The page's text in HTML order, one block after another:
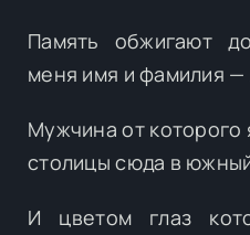
Память обжигают
меня имя и фамилия
Мужчина от которого
столицы сюда в
И цветом глаз